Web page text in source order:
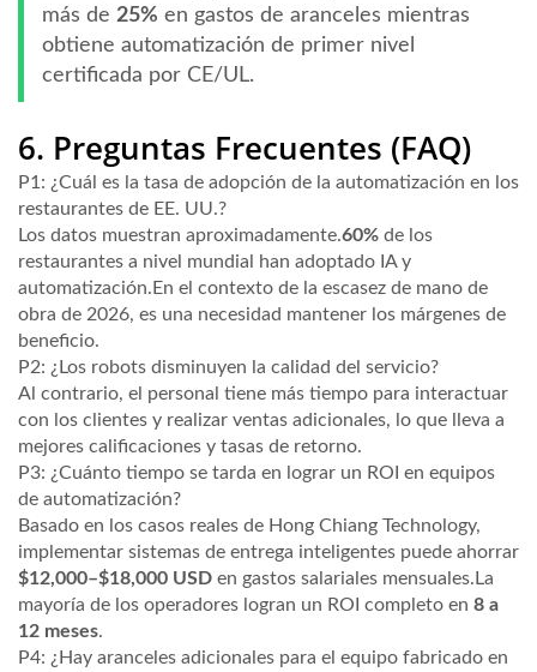
más de 25% en gastos de aranceles mientras
obtiene automatización de primer nivel
certificada por CE/UL.
6. Preguntas Frecuentes (FAQ)
P1: ¿Cuál es la tasa de adopción de la automatización en los
restaurantes de EE. UU.?
Los datos muestran aproximadamente.60% de los
restaurantes a nivel mundial han adoptado IA y
automatización.En el contexto de la escasez de mano de
obra de 2026, es una necesidad mantener los márgenes de
beneficio.
P2: ¿Los robots disminuyen la calidad del servicio?
Al contrario, el personal tiene más tiempo para interactuar
con los clientes y realizar ventas adicionales, lo que lleva a
mejores calificaciones y tasas de retorno.
P3: ¿Cuánto tiempo se tarda en lograr un ROI en equipos
de automatización?
Basado en los casos reales de Hong Chiang Technology,
implementar sistemas de entrega inteligentes puede ahorrar
$12,000–$18,000 USD en gastos salariales mensuales.La
mayoría de los operadores logran un ROI completo en 8 a
12 meses.
P4: ¿Hay aranceles adicionales para el equipo fabricado en